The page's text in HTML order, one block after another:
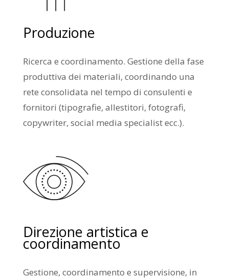
Produzione
Ricerca e coordinamento. Gestione della fase
produttiva dei materiali, coordinando una
rete consolidata nel tempo di consulenti e
fornitori (tipografie, allestitori, fotografi,
copywriter, social media specialist ecc.).
Direzione artistica e
coordinamento
Gestione, coordinamento e supervisione, in